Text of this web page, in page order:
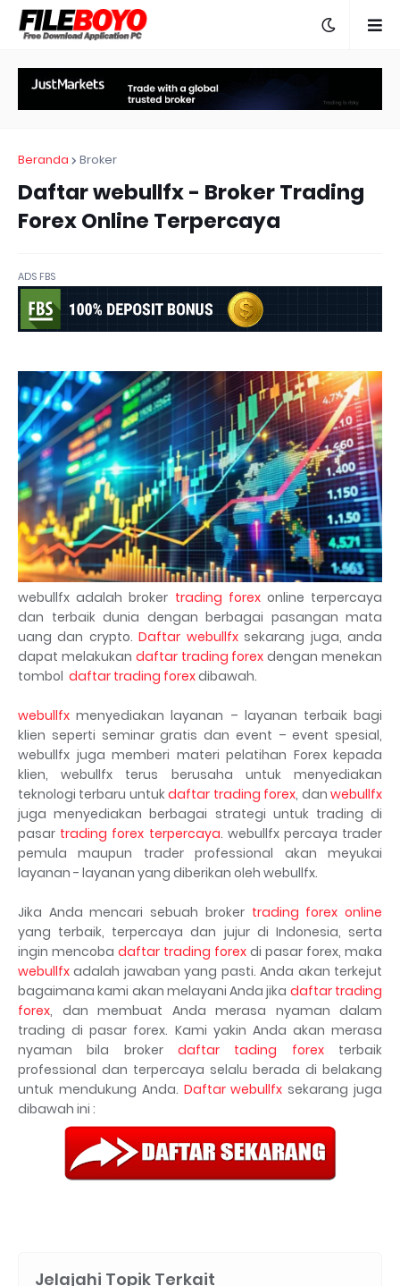
Beranda Broker
Daftar webullfx - Broker Trading
Forex Online Terpercaya
ADS FBS
webullfx adalah broker trading forexonline terpercaya
dan terbaik dunia dengan berbagai pasangan mata
uang dan crypto.Daftar webullfxsekarang juga, anda
dapat melakukan daftar trading forex dengan menekan
tombol daftar trading forexdibawah.
webullfx menyediakan layanan – layanan terbaik bagi
klien seperti seminar gratis dan event – event spesial,
webullfx juga memberi materi pelatihan Forex kepada
klien, webullfx terus berusaha untuk menyediakan
teknologi terbaru untukdaftar trading forex, danwebullfx
juga menyediakan berbagai strategi untuk trading di
pasar trading forex terpercaya. webullfx percaya trader
pemula maupun trader professional akan meyukai
layanan - layanan yang diberikan oleh webullfx.
Jika Anda mencari sebuah broker trading forex online
yang terbaik, terpercaya dan jujur di Indonesia, serta
ingin mencoba daftar trading forex di pasar forex, maka
webullfx adalah jawaban yang pasti. Anda akan terkejut
bagaimana kami akan melayani Anda jika daftar trading
forex, dan membuat Anda merasa nyaman dalam
trading di pasar forex. Kami yakin Anda akan merasa
nyaman bila broker daftar tading forexterbaik
professional dan terpercaya selalu berada di belakang
untuk mendukung Anda. Daftar webullfx sekarang juga
dibawah ini :
Jelajahi Topik Terkait